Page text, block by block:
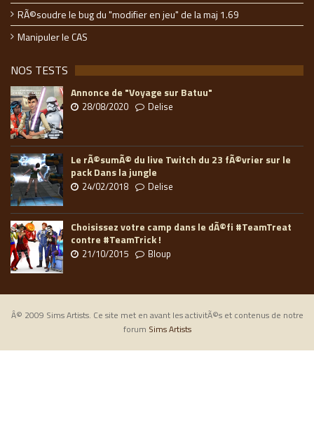
RÃ©soudre le bug du "modifier en jeu" de la maj 1.69
Manipuler le CAS
NOS TESTS
Annonce de "Voyage sur Batuu"
28/08/2020 Delise
Le rÃ©sumÃ© du live Twitch du 23 fÃ©vrier sur le
pack Dans la jungle
24/02/2018 Delise
Choisissez votre camp dans le dÃ©fi #TeamTreat
contre #TeamTrick !
21/10/2015 Bloup
Â© 2009 Sims Artists. Ce site met en avant les activitÃ©s et contenus de notre
forum Sims Artists